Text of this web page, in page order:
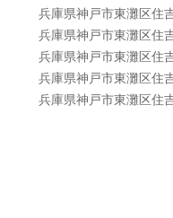
兵庫県神戸市東灘区住
兵庫県神戸市東灘区住
兵庫県神戸市東灘区住
兵庫県神戸市東灘区住
兵庫県神戸市東灘区住